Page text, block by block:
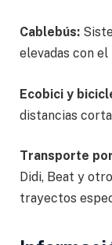
Cablebús:
elevadas con
Ecobici y
distancias
Transporte
Didi, Beat y
trayectos